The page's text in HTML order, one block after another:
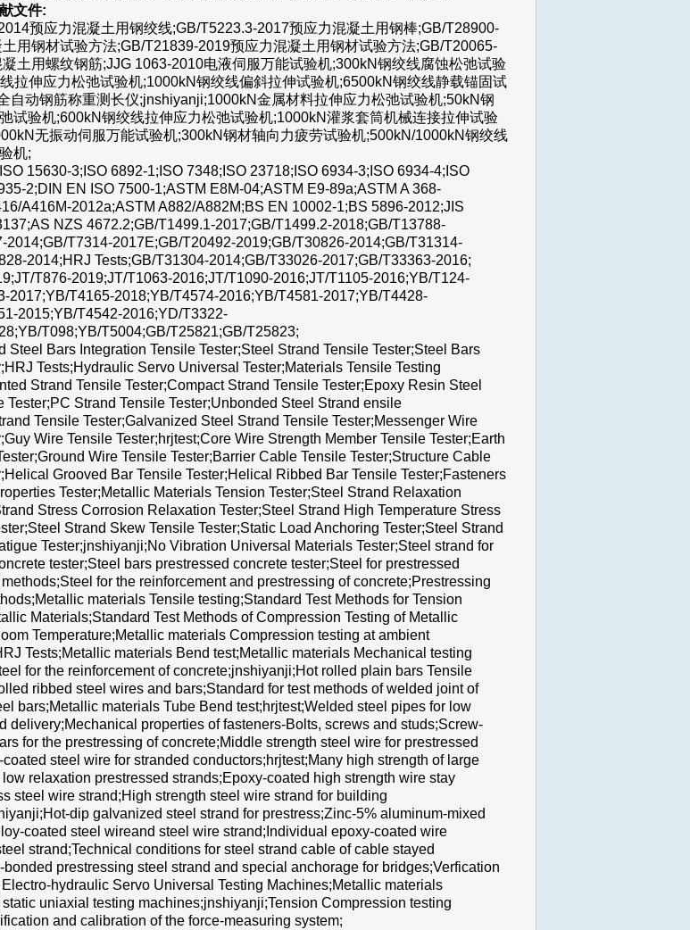
文件:
预应力混凝土用钢绞线;GB/T5223.3-2017预应力混凝土用钢棒;GB/T28900-
用钢材试验方法;GB/T21839-2019预应力混凝土用钢材试验方法;GB/T20065-
土用螺纹钢筋;JJG 1063-2010电液伺服万能试验机;300kN钢绞线腐蚀松弛试验
拉伸应力松弛试验机;1000kN钢绞线偏斜拉伸试验机;6500kN钢绞线静载锚固试
自动钢筋称重测长仪;jnshiyanji;1000kN金属材料拉伸应力松弛试验机;50kN钢
试验机;600kN钢绞线拉伸应力松弛试验机;1000kN灌浆套筒机械连接拉伸试验
无振动伺服万能试验机;300kN钢材轴向力疲劳试验机;500kN/1000kN钢绞线
机;
15630-3;ISO 6892-1;ISO 7348;ISO 23718;ISO 6934-3;ISO 6934-4;ISO
2;DIN EN ISO 7500-1;ASTM E8M-04;ASTM E9-89a;ASTM A 368-
A416M-2012a;ASTM A882/A882M;BS EN 10002-1;BS 5896-2012;JIS
NZS 4672.2;GB/T1499.1-2017;GB/T1499.2-2018;GB/T13788-
2014;GB/T7314-2017E;GB/T20492-2019;GB/T30826-2014;GB/T31314-
2014;HRJ Tests;GB/T31304-2014;GB/T33026-2017;GB/T33363-2016;
T876-2019;JT/T1063-2016;JT/T1090-2016;JT/T1105-2016;YB/T124-
2017;YB/T4165-2018;YB/T4574-2016;YB/T4581-2017;YB/T4428-
2015;YB/T4542-2016;YD/T3322-
T098;YB/T5004;GB/T25821;GB/T25823;
Bars Integration Tensile Tester;Steel Strand Tensile Tester;Steel Bars
Tests;Hydraulic Servo Universal Tester;Materials Tensile Testing
Strand Tensile Tester;Compact Strand Tensile Tester;Epoxy Resin Steel
Tester;PC Strand Tensile Tester;Unbonded Steel Strand ensile
Tensile Tester;Galvanized Steel Strand Tensile Tester;Messenger Wire
Wire Tensile Tester;hrjtest;Core Wire Strength Member Tensile Tester;Earth
Wire Tensile Tester;Barrier Cable Tensile Tester;Structure Cable
Grooved Bar Tensile Tester;Helical Ribbed Bar Tensile Tester;Fasteners
Tester;Metallic Materials Tension Tester;Steel Strand Relaxation
Stress Corrosion Relaxation Tester;Steel Strand High Temperature Stress
Strand Skew Tensile Tester;Static Load Anchoring Tester;Steel Strand
Tester;jnshiyanji;No Vibration Universal Materials Tester;Steel strand for
tester;Steel bars prestressed concrete tester;Steel for prestressed
for the reinforcement and prestressing of concrete;Prestressing
materials Tensile testing;Standard Test Methods for Tension
Materials;Standard Test Methods of Compression Testing of Metallic
Temperature;Metallic materials Compression testing at ambient
Tests;Metallic materials Bend test;Metallic materials Mechanical testing
for the reinforcement of concrete;jnshiyanji;Hot rolled plain bars Tensile
ribbed steel wires and bars;Standard for test methods of welded joint of
bars;Metallic materials Tube Bend test;hrjtest;Welded steel pipes for low
delivery;Mechanical properties of fasteners-Bolts, screws and studs;Screw-
for the prestressing of concrete;Middle strength steel wire for prestressed
steel wire for stranded conductors;hrjtest;Many high strength of large
relaxation prestressed strands;Epoxy-coated high strength wire stay
steel wire strand;High strength steel wire strand for building
dip galvanized steel strand for prestress;Zinc-5% aluminum-mixed
coated steel wireand steel wire strand;Individual epoxy-coated wire
strand;Technical conditions for steel strand cable of cable stayed
bonded prestressing steel strand and special anchorage for bridges;Verfication
hydraulic Servo Universal Testing Machines;Metallic materials
uniaxial testing machines;jnshiyanji;Tension Compression testing
and calibration of the force-measuring system;